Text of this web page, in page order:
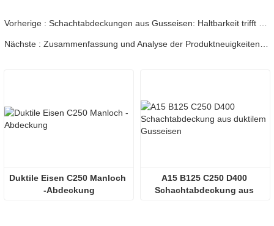
Duktile Eisen C250 Manloch
-Abdeckung
A15 B125 C250 D400
Schachtabdeckung aus